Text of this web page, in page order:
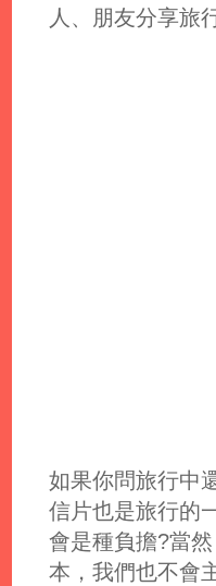
人、朋友分享旅
如果你問旅行中
信片也是旅行的
會是種負擔?當
本，我們也不會